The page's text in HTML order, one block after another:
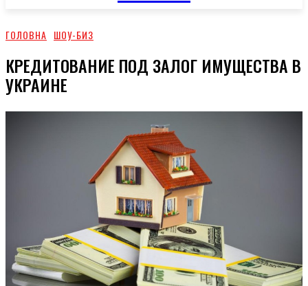
ГОЛОВНА ШОУ-БИЗ
КРЕДИТОВАНИЕ ПОД ЗАЛОГ ИМУЩЕСТВА В
УКРАИНЕ